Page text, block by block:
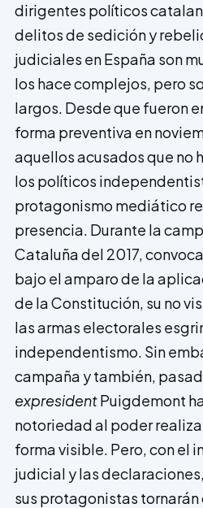
dirigentes políticos
delitos de sedición y
judiciales en España son
los hace complejos, pero
largos. Desde que fueron
forma preventiva en
aquellos acusados que no
los políticos
protagonismo mediático
presencia. Durante la
Cataluña del 2017,
bajo el amparo de la
de la Constitución, su no
las armas electorales
independentismo. Sin
campaña y también,
expresidentPuigdemont
notoriedad al poder
forma visible. Pero, con el
judicial y las
sus protagonistas tornarán